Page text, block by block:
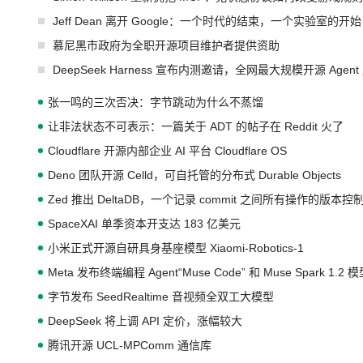
Jeff Dean 离开 Google：一个时代的结束，一个实验室的开始
慕尼黑市政府为全职开源项目维护者提供资助
DeepSeek Harness 宣布内测邀请，全网最大规模开源 Agent
张一鸣的三次否决：字节跳动为什么不蒸馏
让非法状态不可表示：一篇关于 ADT 的帖子在 Reddit 火了
Cloudflare 开源内部企业 AI 平台 Cloudflare OS
Deno 团队开源 Celld，可自托管的分布式 Durable Objects
Zed 推出 DeltaDB，一个记录 commit 之间所有操作的版本控
SpaceXAI 单季资本开支达 183 亿美元
小米正式开源自研具身基座模型 Xiaomi-Robotics-1
Meta 发布终端编程 Agent“Muse Code” 和 Muse Spark 1.2 模
字节发布 SeedRealtime 音视频全双工大模型
DeepSeek 将上调 API 定价，涨幅较大
腾讯开源 UCL-MPComm 通信库